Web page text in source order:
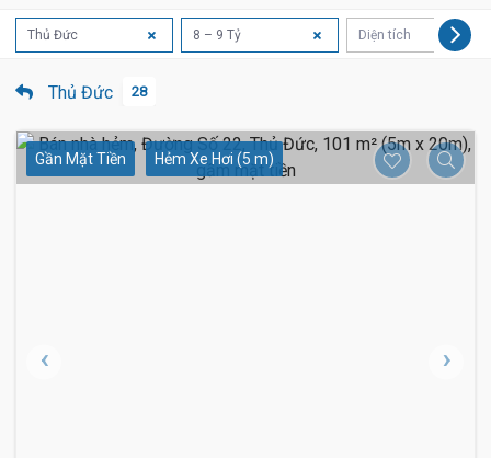
Thủ Đức 8 – 9 Tỷ Diện tích
Thủ Đức 28
Gần Mặt Tiền Hẻm Xe Hơi (5 m)